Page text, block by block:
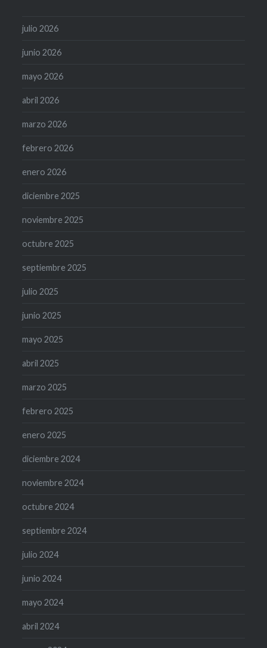
julio 2026
junio 2026
mayo 2026
abril 2026
marzo 2026
febrero 2026
enero 2026
diciembre 2025
noviembre 2025
octubre 2025
septiembre 2025
julio 2025
junio 2025
mayo 2025
abril 2025
marzo 2025
febrero 2025
enero 2025
diciembre 2024
noviembre 2024
octubre 2024
septiembre 2024
julio 2024
junio 2024
mayo 2024
abril 2024